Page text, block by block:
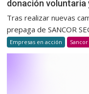
donación voluntaria
Tras realizar nuevas
prepaga de SANCOR
Empresas en acción